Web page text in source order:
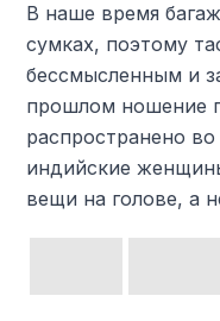
В наше время
сумках, поэтому
бессмысленным и
прошлом ношение
распространено
индийские
вещи на голове, а